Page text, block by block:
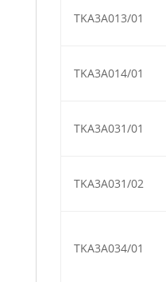
TKA3A013/01
TKA3A014/01
TKA3A031/01
TKA3A031/02
TKA3A034/01